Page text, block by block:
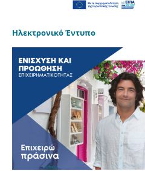
Ηλεκτρονικό Έντυπο